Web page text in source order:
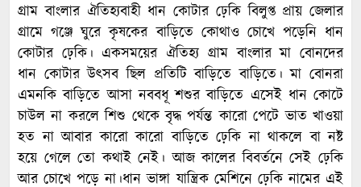
গ্রাম বাংলার ঐতিহ্যবাহী ধান কোটার ঢ়েকি বিলুপ্ত প্রায় জেলার
গ্রামে গঞ্জে ঘুরে কৃষকের বাড়িতে কোথাও চোখে পড়েনি ধান
কোটার ঢ়েকি। একসময়ের ঐতিহ্য গ্রাম বাংলার মা বোনদের
ধান কোটার উৎসব ছিল প্রতিটি বাড়িতে বাড়িতে। মা বোনরা
এমনকি বাড়িতে আসা নববধূ শশুর বাড়িতে এসেই ধান কোটে
চাউল না করলে শিশু থেকে বৃদ্ধ পর্যন্ত কারো পেটে ভাত খাওয়া
হত না আবার কারো কারো বাড়িতে ঢ়েকি না থাকলে বা নষ্ট
হয়ে গেলে তো কথাই নেই। আজ কালের বিবর্তনে সেই ঢ়েকি
আর চোখে পড়ে না।ধান ভাঙ্গা যান্ত্রিক মেশিনে ঢ়েকি নামের এই